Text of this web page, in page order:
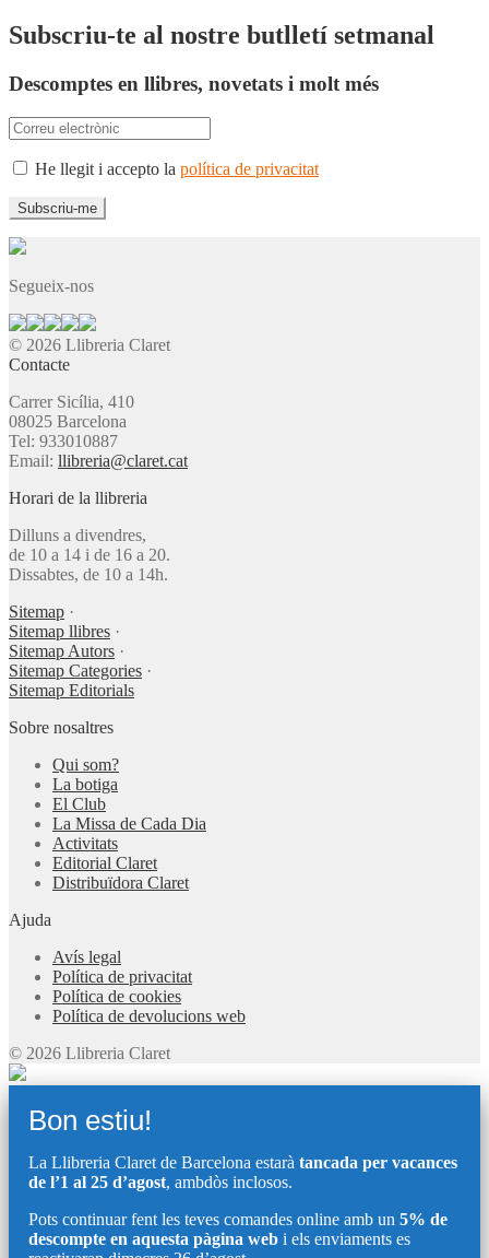
Subscriu-te al nostre butlletí setmanal
Descomptes en llibres, novetats i molt més
He llegit i accepto la política de privacitat
Segueix-nos
© 2026 Llibreria Claret
Contacte
Carrer Sicília, 410
08025 Barcelona
Tel: 933010887
Email: llibreria@claret.cat
Horari de la llibreria
Dilluns a divendres,
de 10 a 14 i de 16 a 20.
Dissabtes, de 10 a 14h.
Sitemap ·
Sitemap llibres ·
Sitemap Autors ·
Sitemap Categories ·
Sitemap Editorials
Sobre nosaltres
Qui som?
La botiga
El Club
La Missa de Cada Dia
Activitats
Editorial Claret
Distribuïdora Claret
Ajuda
Avís legal
Política de privacitat
Política de cookies
Política de devolucions web
© 2026 Llibreria Claret
Bon estiu!
La Llibreria Claret de Barcelona estarà tancada per vacances
de l’1 al 25 d’agost, ambdòs inclosos.
Pots continuar fent les teves comandes online amb un 5% de
descompte en aquesta pàgina web i els enviaments es